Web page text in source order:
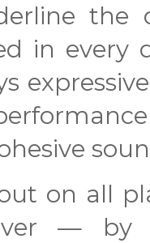
the
in every
on all
— by